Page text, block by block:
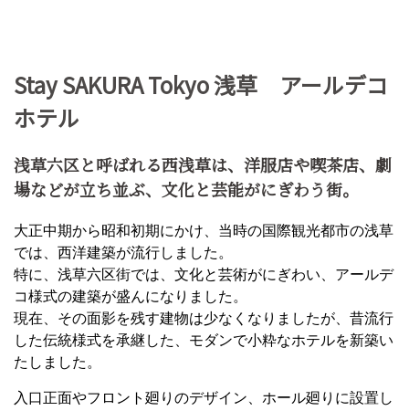
Stay SAKURA Tokyo 浅草 アールデコ
ホテル
浅草六区と呼ばれる西浅草は、洋服店や喫茶店、劇
場などが立ち並ぶ、文化と芸能がにぎわう街。
大正中期から昭和初期にかけ、当時の国際観光都市の浅草
では、西洋建築が流行しました。
特に、浅草六区街では、文化と芸術がにぎわい、アールデ
コ様式の建築が盛んになりました。
現在、その面影を残す建物は少なくなりましたが、昔流行
した伝統様式を承継した、モダンで小粋なホテルを新築い
たしました。
入口正面やフロント廻りのデザイン、ホール廻りに設置し